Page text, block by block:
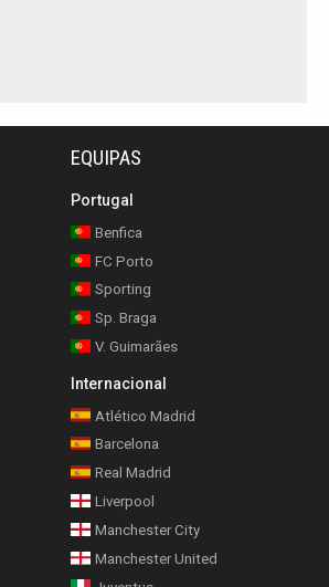
EQUIPAS
Portugal
Benfica
FC Porto
Sporting
Sp. Braga
V. Guimarães
Internacional
Atlético Madrid
Barcelona
Real Madrid
Liverpool
Manchester City
Manchester United